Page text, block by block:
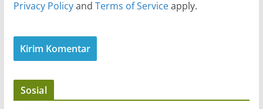
Privacy Policyand Terms of Serviceapply.
Sosial